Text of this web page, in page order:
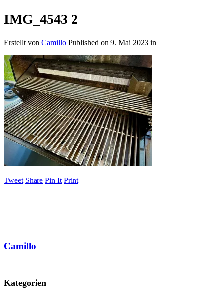
IMG_4543 2
Erstellt von Camillo Published on 9. Mai 2023 in
Tweet Share Pin It Print
Camillo
Kategorien